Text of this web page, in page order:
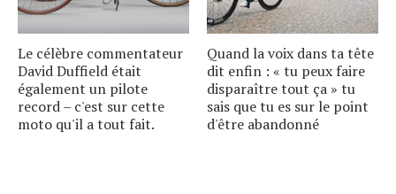
Le célèbre commentateur
David Duffield était
également un pilote
record – c'est sur cette
moto qu'il a tout fait.
Quand la voix dans ta tête
dit enfin : « tu peux faire
disparaître tout ça » tu
sais que tu es sur le point
d'être abandonné